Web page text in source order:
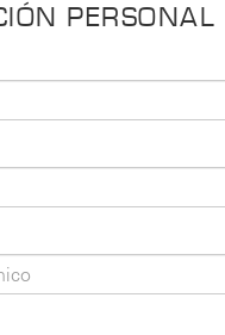
PERSONAL